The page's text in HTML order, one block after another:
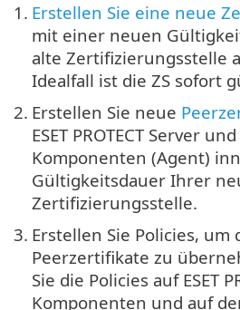
1. Erstellen Sie eine neue
mit einer neuen
alte Zertifizierungsstelle
Idealfall ist die ZS sofort
2. Erstellen Sie neue
ESET PROTECT Server
Komponenten (Agent)
Gültigkeitsdauer Ihrer
Zertifizierungsstelle.
3. Erstellen Sie Policies, um
Peerzertifikate zu
Sie die Policies auf ESET
Komponenten und auf